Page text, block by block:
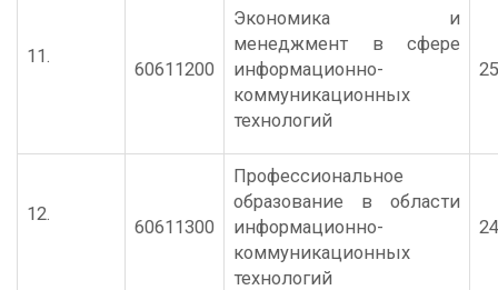
11.
60611200
Экономика и
менеджмент в сфере
информационно-
коммуникационных
технологий
12.
60611300
Профессиональное
образование в области
информационно-
коммуникационных
технологий